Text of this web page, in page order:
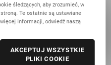
śledzących, aby zrozumieć, w
Te ostatnie są ustawiane
informacji, odwiedź naszą
AKCEPTUJ WSZYSTKIE
PLIKI COOKIE